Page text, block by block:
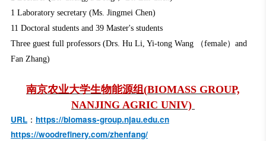
1 Laboratory secretary (Ms. Jingmei Chen)
11 Doctoral students and 39 Master's students
Three guest full professors (Drs. Hu Li, Yi-tong Wang （female）and
Fan Zhang)
南京农业大学生物能源组(BIOMASS GROUP,
NANJING AGRIC UNIV)
URL： https://biomass-group.njau.edu.cn
https://woodrefinery.com/zhenfang/